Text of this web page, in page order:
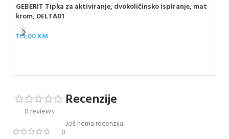
GEBERIT Tipka za aktiviranje, dvokoličinsko ispiranje, mat
krom, DELTA01
115,00KM
0 reviews
0
Recenzije
Još nema recenzija.